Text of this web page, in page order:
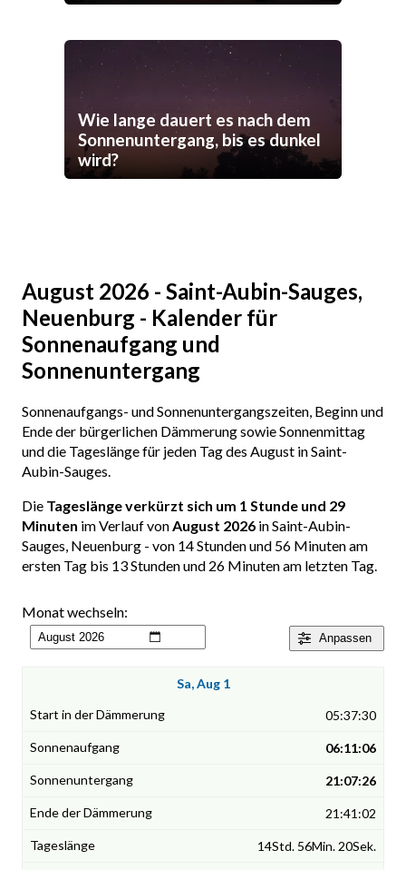
Wie lange dauert es nach dem
Sonnenuntergang, bis es dunkel
wird?
August 2026 - Saint-Aubin-Sauges,
Neuenburg - Kalender für
Sonnenaufgang und
Sonnenuntergang
Sonnenaufgangs- und Sonnenuntergangszeiten, Beginn und
Ende der bürgerlichen Dämmerung sowie Sonnenmittag
und die Tageslänge für jeden Tag des August in Saint-
Aubin-Sauges.
Die Tageslänge verkürzt sich um 1 Stunde und 29
Minuten im Verlauf vonAugust 2026 in Saint-Aubin-
Sauges, Neuenburg - von 14 Stunden und 56 Minuten am
ersten Tag bis 13 Stunden und 26 Minuten am letzten Tag.
Anpassen
Monat wechseln:
Sa, Aug 1
05:37:30
06:11:06
21:07:26
21:41:02
14Std. 56Min. 20Sek.